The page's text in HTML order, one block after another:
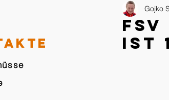
ist
Gojko